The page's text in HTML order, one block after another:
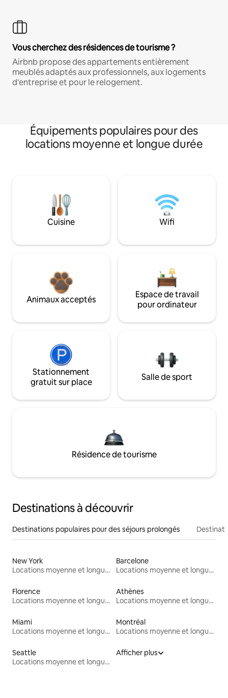
Vous cherchez des résidences de tourisme ?
Airbnb propose des appartements entièrement
meublés adaptés aux professionnels, aux logements
d'entreprise et pour le relogement.
Équipements populaires pour des
locations moyenne et longue durée
Cuisine Wifi
Animaux acceptés
Espace de travail
pour ordinateur
Stationnement
gratuit sur place
Salle de sport
Résidence de tourisme
Destinations à découvrir
Destinations populaires pour des séjours prolongés
New York
Locations moyenne et longue durée
Barcelone
Locations moyenne et longue durée
Florence
Locations moyenne et longue durée
Athènes
Locations moyenne et longue durée
Miami
Locations moyenne et longue durée
Montréal
Locations moyenne et longue durée
Seattle
Locations moyenne et longue durée
Afficher plus